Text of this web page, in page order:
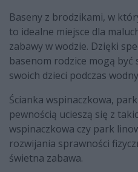
Baseny z brodzikami, w
to idealne miejsce dla
zabawy w wodzie. Dzięki
basenom rodzice mogą
swoich dzieci podczas
Ścianka wspinaczkowa,
pewnością ucieszą się z
wspinaczkowa czy park
rozwijania sprawności
świetna zabawa.